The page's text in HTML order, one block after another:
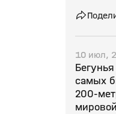
10 июл,
самых